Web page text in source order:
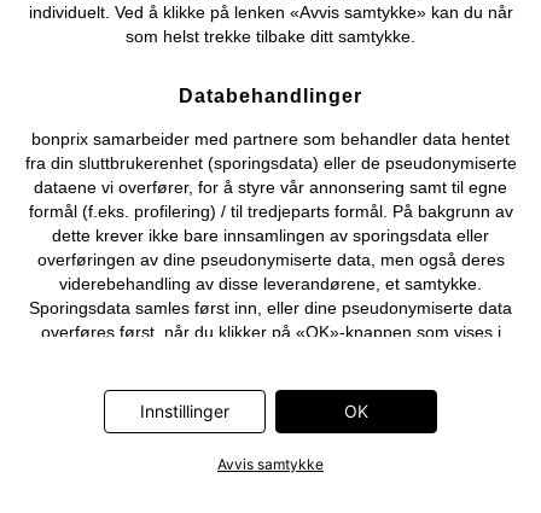
individuelt. Ved å klikke på lenken «Avvis samtykke» kan du når
som helst trekke tilbake ditt samtykke.
Databehandlinger
bonprix samarbeider med partnere som behandler data hentet
fra din sluttbrukerenhet (sporingsdata) eller de pseudonymiserte
dataene vi overfører, for å styre vår annonsering samt til egne
formål (f.eks. profilering) / til tredjeparts formål. På bakgrunn av
dette krever ikke bare innsamlingen av sporingsdata eller
overføringen av dine pseudonymiserte data, men også deres
viderebehandling av disse leverandørene, et samtykke.
Sporingsdata samles først inn, eller dine pseudonymiserte data
overføres først, når du klikker på «OK»-knappen som vises i
Communications GmbH, ID5 Technology Ltd, Meta Platforms
Ireland Ltd, Microsoft Ireland Operations Ltd, Pinterest Europe
Technologies UK Ltd. Ytterligere informasjon om
Innstillinger OK
Avvis samtykke